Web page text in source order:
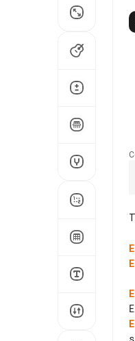
E
E
E
E